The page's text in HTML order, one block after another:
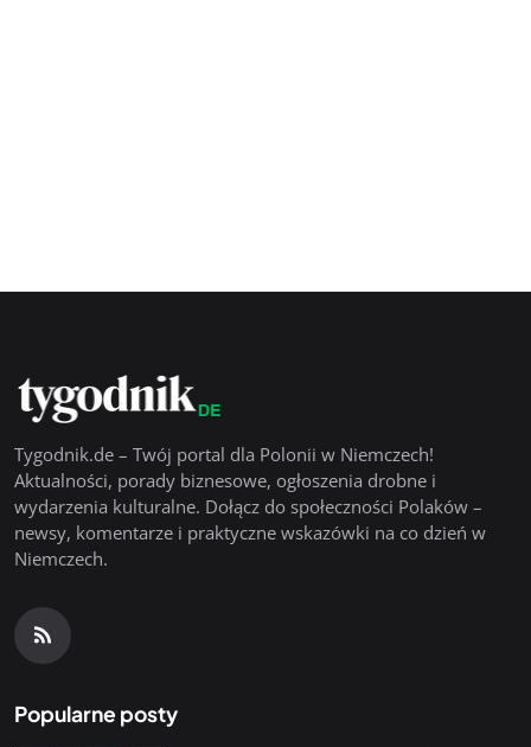
Tygodnik.de – Twój portal dla Polonii w Niemczech!
Aktualności, porady biznesowe, ogłoszenia drobne i
wydarzenia kulturalne. Dołącz do społeczności Polaków –
newsy, komentarze i praktyczne wskazówki na co dzień w
Niemczech.
Popularne posty